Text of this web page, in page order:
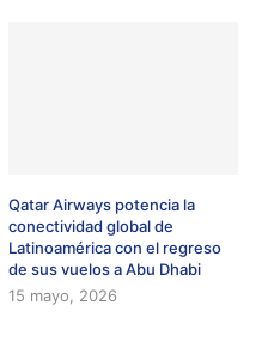
Qatar Airways potencia la
conectividad global de
Latinoamérica con el regreso
de sus vuelos a Abu Dhabi
15 mayo, 2026